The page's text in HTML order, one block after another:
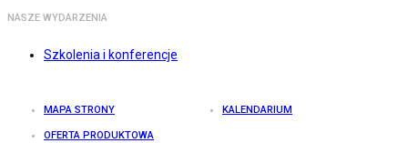
NASZE WYDARZENIA
Szkolenia i konferencje
MAPA STRONY KALENDARIUM
OFERTA PRODUKTOWA